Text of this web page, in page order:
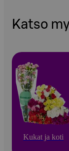
Katso
Kukat ja koti